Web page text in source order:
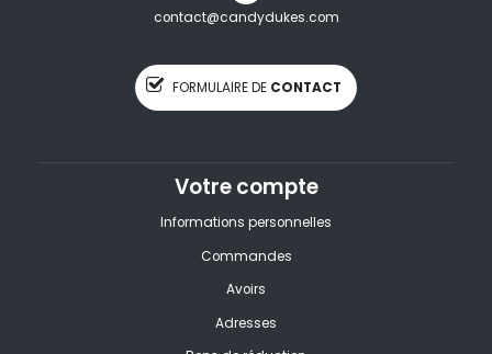
contact@candydukes.com
FORMULAIRE DE CONTACT
Votre compte
Informations personnelles
Commandes
Avoirs
Adresses